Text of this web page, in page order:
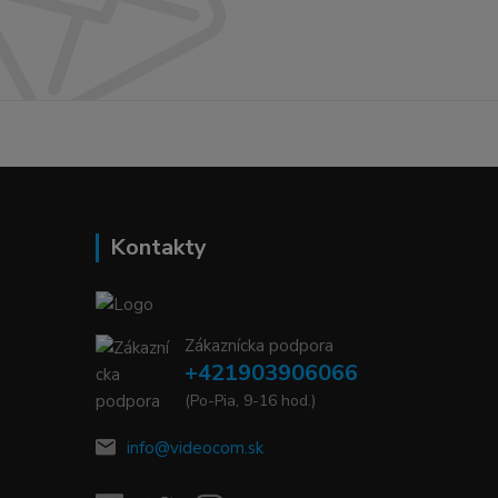
Kontakty
Zákaznícka podpora
+421903906066
(Po-Pia, 9-16 hod.)
info@videocom.sk